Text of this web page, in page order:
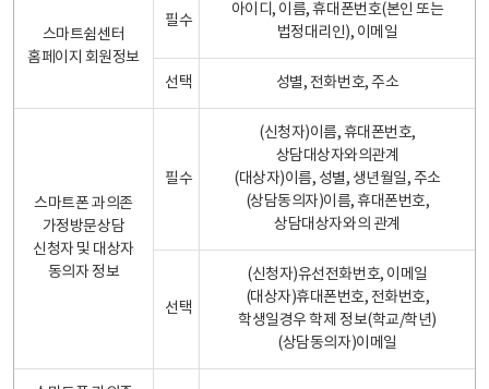
스마트쉼센터
홈페이지 회원정보
필수
아이디, 이름, 휴대폰번호(본인 또는
법정대리인), 이메일
선택 성별, 전화번호, 주소
스마트폰 과의존
가정방문상담
신청자 및 대상자
동의자 정보
필수
(신청자)이름, 휴대폰번호,
상담대상자와의관계
(대상자)이름, 성별, 생년월일, 주소
(상담동의자)이름, 휴대폰번호,
상담대상자와의 관계
선택
(신청자)유선전화번호, 이메일
(대상자)휴대폰번호, 전화번호,
학생일경우 학제 정보(학교/학년)
(상담동의자)이메일